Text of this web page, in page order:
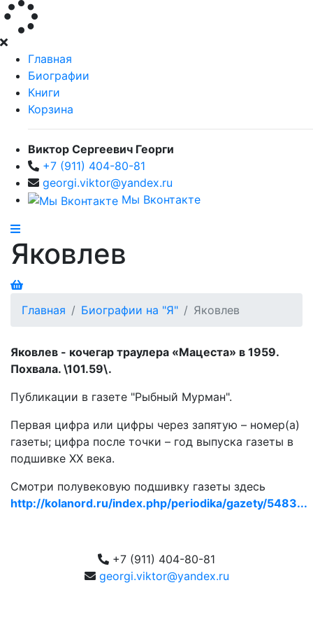
Главная
Биографии
Книги
Корзина
Виктор Сергеевич Георги
+7 (911) 404-80-81
georgi.viktor@yandex.ru
Мы Вконтакте
Яковлев
Главная Биографии на "Я" Яковлев
Яковлев - кочегар траулера «Мацеста» в 1959.
Похвала. \101.59\.
Публикации в газете "Рыбный Мурман".
Первая цифра или цифры через запятую – номер(а)
газеты; цифра после точки – год выпуска газеты в
подшивке ХХ века.
Смотри полувековую подшивку газеты здесь
http://kolanord.ru/index.php/periodika/gazety/5483...
+7 (911) 404-80-81
georgi.viktor@yandex.ru